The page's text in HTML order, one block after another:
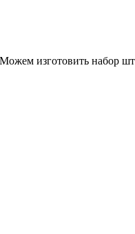
изготовить набор